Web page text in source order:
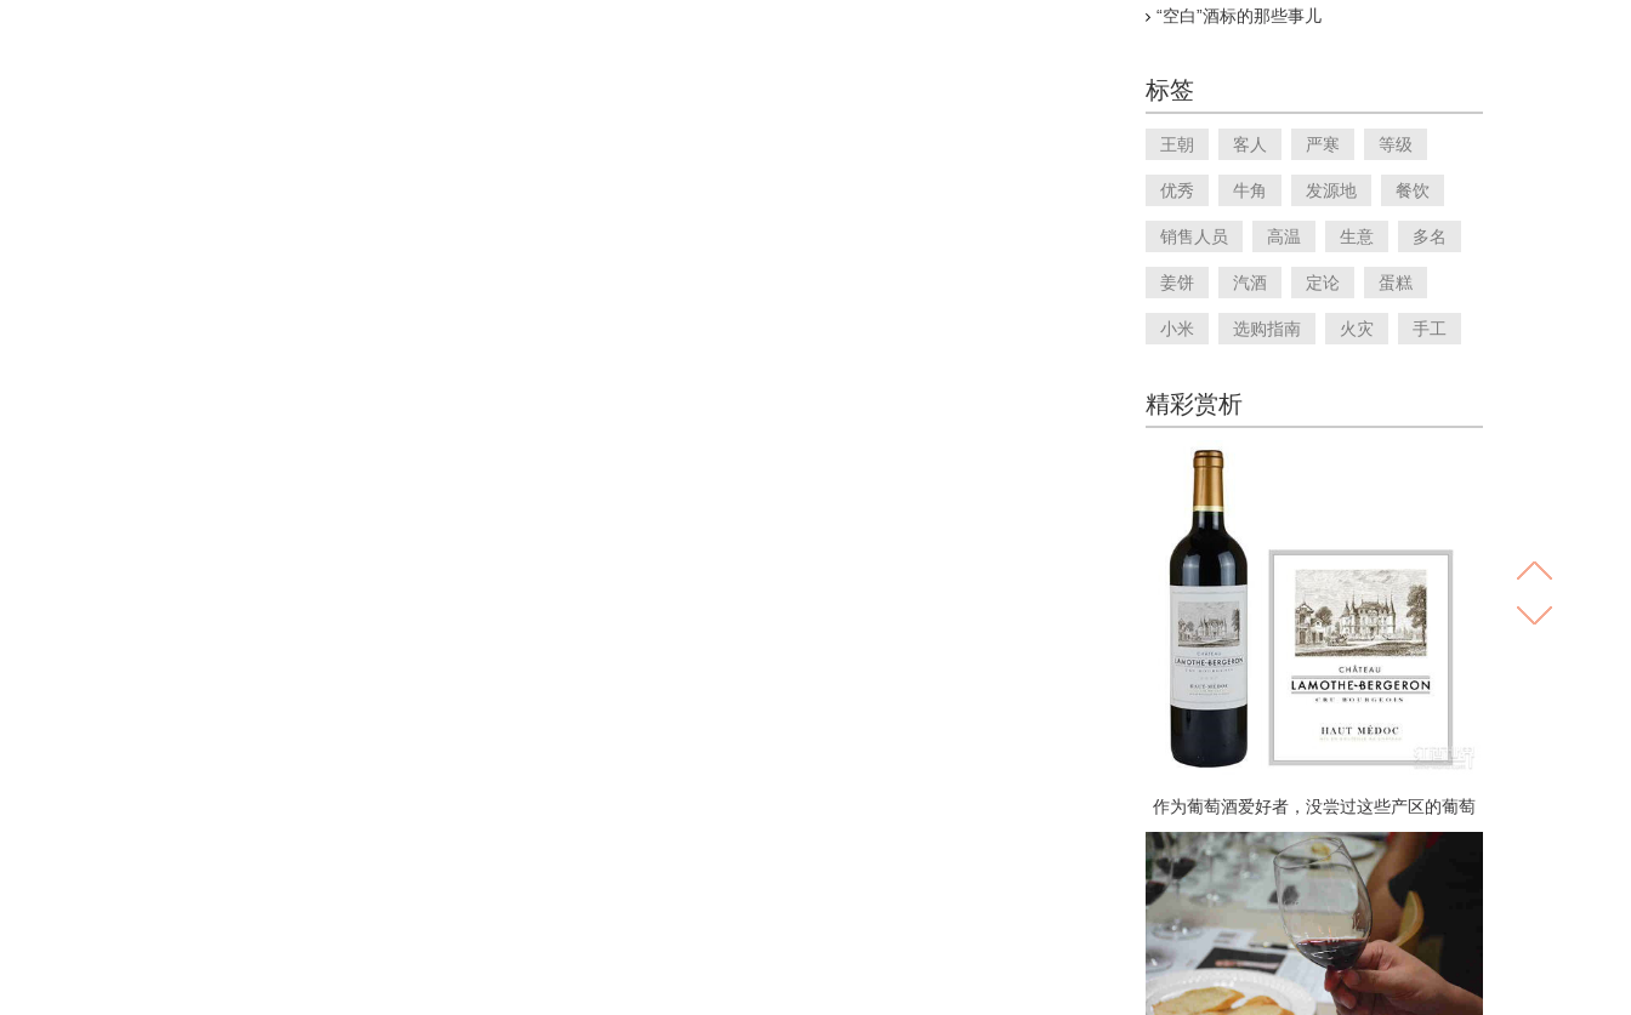
“空白”酒标的那些事儿
标签
王朝 客人 严寒 等级
优秀 牛角 发源地 餐饮
销售人员 高温 生意 多名
姜饼 汽酒 定论 蛋糕
小米 选购指南 火灾 手工
精彩赏析
作为葡萄酒爱好者，没尝过这些产区的葡萄
酒总觉得有点遗憾